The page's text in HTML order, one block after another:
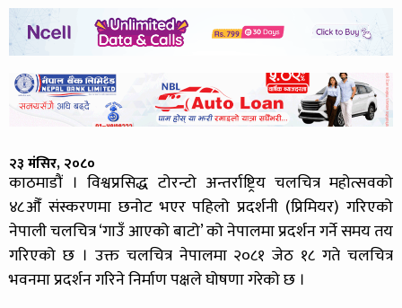
२३ मंसिर, २०८०
काठमाडौं । विश्वप्रसिद्ध टोरन्टो अन्तर्राष्ट्रिय चलचित्र महोत्सवको
४८औँ संस्करणमा छनोट भएर पहिलो प्रदर्शनी (प्रिमियर) गरिएको
नेपाली चलचित्र ‘गाउँ आएको बाटो’ को नेपालमा प्रदर्शन गर्ने समय तय
गरिएको छ । उक्त चलचित्र नेपालमा २०८१ जेठ १८ गते चलचित्र
भवनमा प्रदर्शन गरिने निर्माण पक्षले घोषणा गरेको छ ।